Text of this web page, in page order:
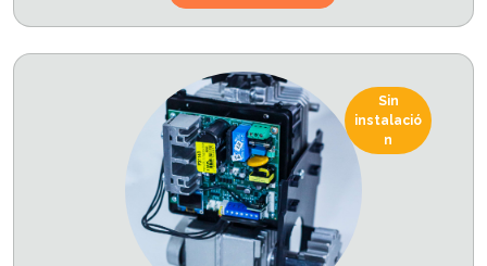
Sin
instalació
n